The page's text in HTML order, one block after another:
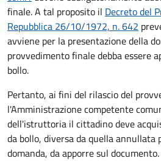
finale. A tal proposito il Decreto del
Repubblica 26/10/1972, n. 642
avviene per la presentazione della
provvedimento finale debba essere
bollo.
Pertanto, ai fini del rilascio del
l'Amministrazione competente
dell'istruttoria il cittadino deve
da bollo, diversa da quella annullata
domanda, da apporre sul documento.